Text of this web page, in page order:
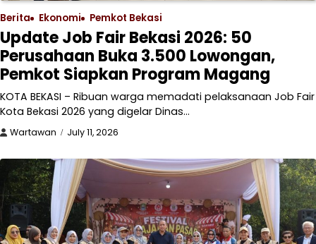
Berita Ekonomi Pemkot Bekasi
Update Job Fair Bekasi 2026: 50
Perusahaan Buka 3.500 Lowongan,
Pemkot Siapkan Program Magang
KOTA BEKASI – Ribuan warga memadati pelaksanaan Job Fair
Kota Bekasi 2026 yang digelar Dinas…
Wartawan July 11, 2026